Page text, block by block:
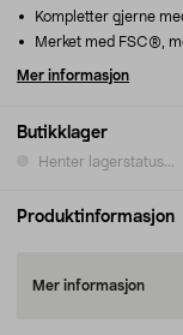
Butikklager
Henter lagerstatus...
Kompletter gjerne
Merket med FSC®,
Mer informasjon
Produktinformasjon
Mer informasjon